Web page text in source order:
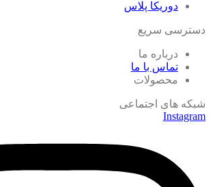
دوریکا پلاس
دسترسی سریع
درباره ما
تماس با ما
محصولات
شبکه های اجتماعی
Instagram